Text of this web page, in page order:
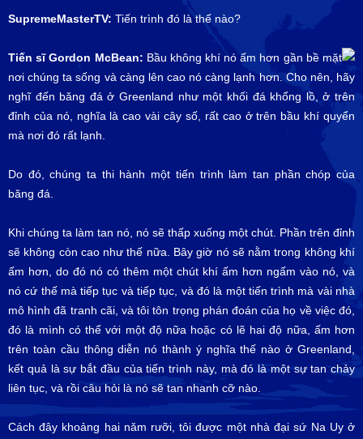
SupremeMasterTV: Tiến trình đó là thế nào?
Tiến sĩ Gordon McBean: Bầu không khí nó ấm hơn gần bề mặt
nơi chúng ta sống và càng lên cao nó càng lạnh hơn. Cho nên, hãy
nghĩ đến băng đá ở Greenland như một khối đá khổng lồ, ở trên
đỉnh của nó, nghĩa là cao vài cây số, rất cao ở trên bầu khí quyển
mà nơi đó rất lạnh.
Do đó, chúng ta thi hành một tiến trình làm tan phần chóp của
băng đá.
Khi chúng ta làm tan nó, nó sẽ thấp xuống một chút. Phần trên đỉnh
sẽ không còn cao như thế nữa. Bây giờ nó sẽ nằm trong không khí
ấm hơn, do đó nó có thêm một chút khí ấm hơn ngấm vào nó, và
nó cứ thế mà tiếp tục và tiếp tục, và đó là một tiến trình mà vài nhà
mô hình đã tranh cãi, và tôi tôn trọng phán đoán của họ về việc đó,
đó là mình có thể với một độ nữa hoặc có lẽ hai độ nữa, ấm hơn
trên toàn cầu thông diễn nó thành ý nghĩa thế nào ở Greenland,
kết quả là sự bắt đầu của tiến trình này, mà đó là một sự tan chảy
liên tục, và rồi câu hỏi là nó sẽ tan nhanh cỡ nào.
Cách đây khoảng hai năm rưỡi, tôi được một nhà đại sứ Na Uy ở